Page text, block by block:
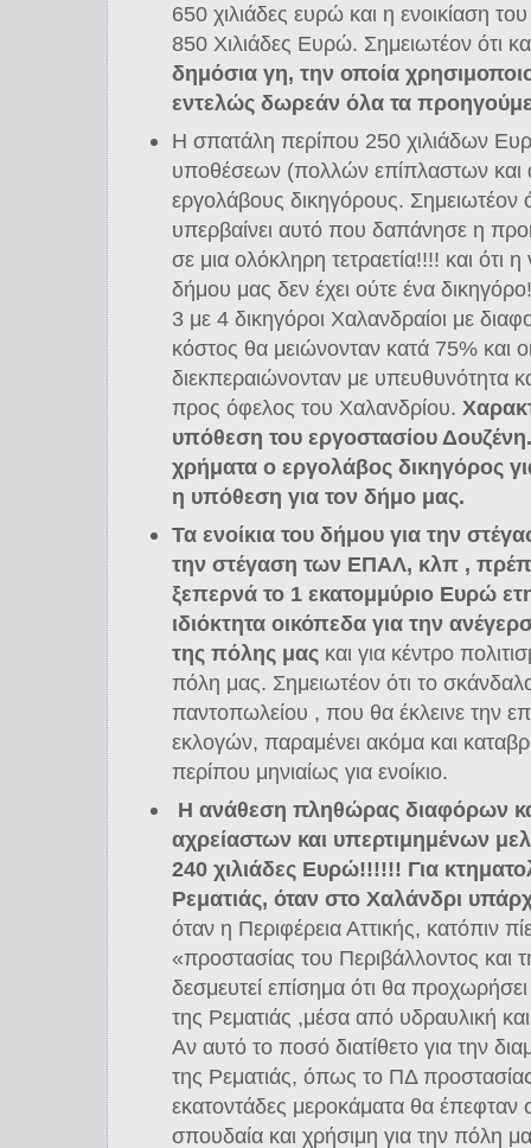
650 χιλιάδες ευρώ και η ενοικίαση
850 Χιλιάδες Ευρώ. Σημειωτέον ότι
δημόσια γη, την οποία
εντελώς δωρεάν όλα τα
Η σπατάλη περίπου 250 χιλιάδων
υποθέσεων (πολλών επίπλαστων και
εργολάβους δικηγόρους. Σημειωτέον
υπερβαίνει αυτό που δαπάνησε η
σε μια ολόκληρη τετραετία!!!! και ότι
δήμου μας δεν έχει ούτε ένα
3 με 4 δικηγόροι Χαλανδραίοι με
κόστος θα μειώνονταν κατά 75% και
διεκπεραιώνονταν με υπευθυνότητα
προς όφελος του Χαλανδρίου.
υπόθεση του εργοστασίου
χρήματα ο εργολάβος δικηγόρος
η υπόθεση για τον δήμο μας.
Τα ενοίκια του δήμου για την
την στέγαση των ΕΠΑΛ, κλπ ,
ξεπερνά το 1 εκατομμύριο Ευρώ
ιδιόκτητα οικόπεδα για την
της πόλης μας και για κέντρο
πόλη μας. Σημειωτέον ότι το
παντοπωλείου , που θα έκλεινε την
εκλογών, παραμένει ακόμα και
περίπου μηνιαίως για ενοίκιο.
Η ανάθεση πληθώρας διαφόρων
αχρείαστων και υπερτιμημένων
240 χιλιάδες Ευρώ!!!!!! Για
Ρεματιάς, όταν στο Χαλάνδρι
όταν η Περιφέρεια Αττικής, κατόπιν
«προστασίας του Περιβάλλοντος και
δεσμευτεί επίσημα ότι θα
της Ρεματιάς ,μέσα από υδραυλική
Αν αυτό το ποσό διατίθετο για την
της Ρεματιάς, όπως το ΠΔ προστασίας
εκατοντάδες μεροκάματα θα έπεφταν
σπουδαία και χρήσιμη για την πόλη